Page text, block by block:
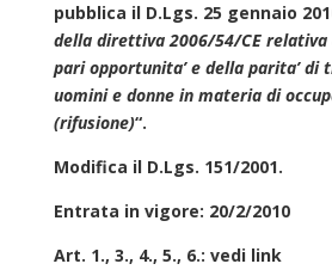
pubblica il D.Lgs. 25 gennaio
della direttiva 2006/54/CE
pari opportunita’ e della parita’
uomini e donne in materia di
(rifusione)“.
Modifica il D.Lgs. 151/2001.
Entrata in vigore: 20/2/2010
Art. 1., 3., 4., 5., 6.: vedi link